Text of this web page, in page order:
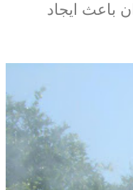
باعث ایجاد